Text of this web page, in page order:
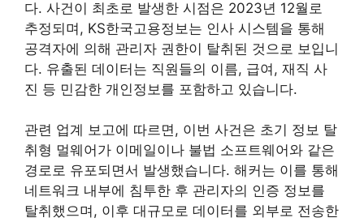
다. 사건이 최초로 발생한 시점은 2023년 12월로
추정되며, KS한국고용정보는 인사 시스템을 통해
공격자에 의해 관리자 권한이 탈취된 것으로 보입니
다. 유출된 데이터는 직원들의 이름, 급여, 재직 사
진 등 민감한 개인정보를 포함하고 있습니다.
관련 업계 보고에 따르면, 이번 사건은 초기 정보 탈
취형 멀웨어가 이메일이나 불법 소프트웨어와 같은
경로로 유포되면서 발생했습니다. 해커는 이를 통해
네트워크 내부에 침투한 후 관리자의 인증 정보를
탈취했으며, 이후 대규모로 데이터를 외부로 전송한